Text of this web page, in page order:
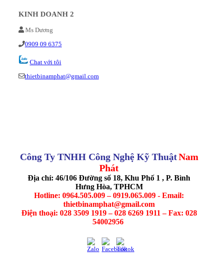
KINH DOANH 2
Ms Dương
0909 09 6375
Chat với tôi
thietbinamphat@gmail.com
Công Ty TNHH Công Nghệ Kỹ ThuậtNam
Phát
Địa chỉ: 46/106 Đường số 18, Khu Phố 1 , P. Bình
Hưng Hòa, TPHCM
Hotline: 0964.505.009 – 0919.065.009 - Email:
thietbinamphat@gmail.com
Điện thoại: 028 3509 1919 – 028 6269 1911 – Fax: 028
54002956